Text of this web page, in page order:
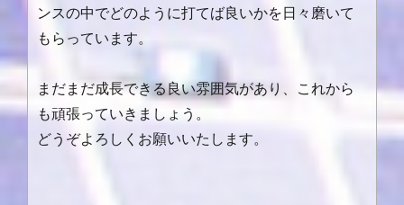
ンスの中でどのように打てば良いかを日々磨いて
もらっています。
まだまだ成長できる良い雰囲気があり、これから
も頑張っていきましょう。
どうぞよろしくお願いいたします。